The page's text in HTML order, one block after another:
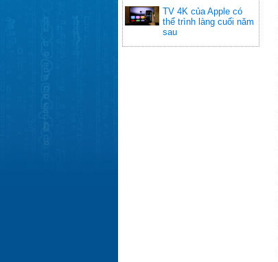
TV 4K của Apple có
thể trình làng cuối năm
sau